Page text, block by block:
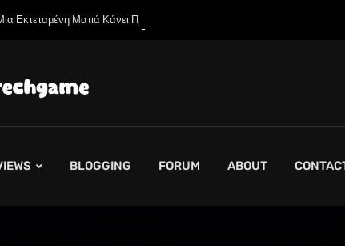
Πρεμιέρα στο Netflix Αυτόν τον Μήνα
BLOGGING FORUM ABOUT